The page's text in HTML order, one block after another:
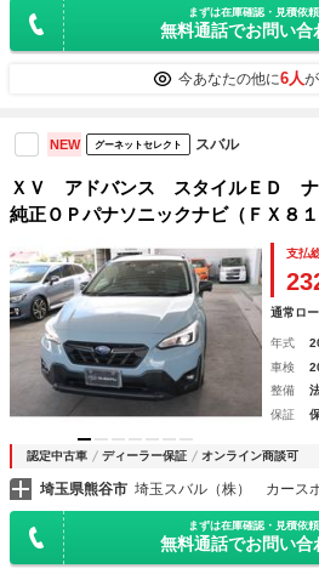
まずは在庫確認・見積依頼
無料通話でお問い合
今あなたの他に6人
NEW グーネットセレクト スバル
ＸＶ アドバンス スタイルＥＤ
純正ＯＰパナソニックナビ（ＦＸ
レコ ルーフレール フルセグＴＶ
ー 前席パワーシート フロント 左
ラ 純正フロントドラレコ
支払
通常ロ
年式
車検
整備
保証
認定中古車 ディーラー保証 オンライン商談可
埼玉県熊谷市 埼玉スバル（株） カース
まずは在庫確認・見積依頼
無料通話でお問い合